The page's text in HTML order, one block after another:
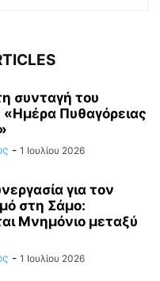
συνταγή του
«Ημέρα Πυθαγόρειας
- 1 Ιουλίου 2026
για τον
στη Σάμο:
Μνημόνιο μεταξύ
- 1 Ιουλίου 2026